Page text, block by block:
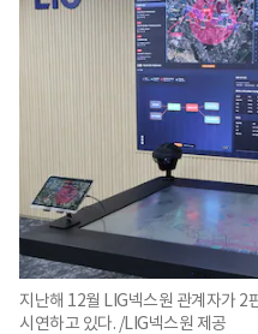
지난해 12월 LIG넥스원 관계자가 2
시연하고 있다. /LIG넥스원 제공